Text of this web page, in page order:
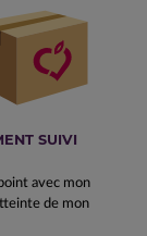
SUIVI
avec mon
de mon